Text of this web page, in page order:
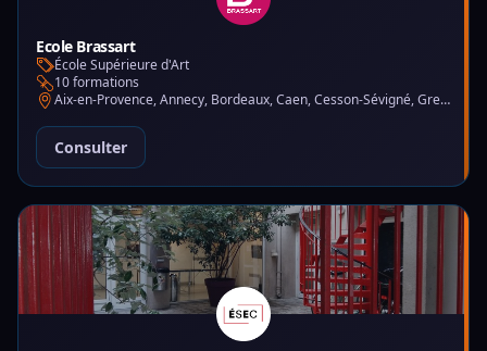
Ecole Brassart
École Supérieure d'Art
10 formations
Aix-en-Provence, Annecy, Bordeaux, Caen, Cesson-Sévigné, Grenoble, Lille, Lyon, Montpellier, Nantes, Nice, Paris, Toulouse, Tours
Consulter